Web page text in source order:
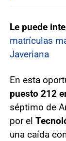
Le puede
matrículas
Javeriana
En esta
puesto 212
séptimo de
por el
una caída